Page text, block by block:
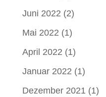
Juni 2022 (2)
Mai 2022 (1)
April 2022 (1)
Januar 2022 (1)
Dezember 2021 (1)